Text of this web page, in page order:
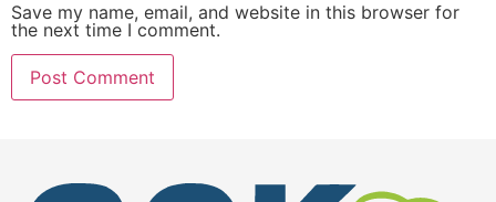
Save my name, email, and website in this browser for
the next time I comment.